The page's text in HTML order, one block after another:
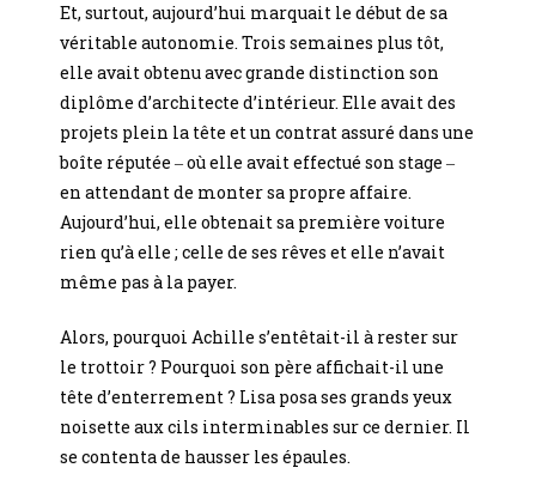
Et, surtout, aujourd’hui marquait le début de sa
véritable autonomie. Trois semaines plus tôt,
elle avait obtenu avec grande distinction son
diplôme d’architecte d’intérieur. Elle avait des
projets plein la tête et un contrat assuré dans une
boîte réputée ‒ où elle avait effectué son stage ‒
en attendant de monter sa propre affaire.
Aujourd’hui, elle obtenait sa première voiture
rien qu’à elle ; celle de ses rêves et elle n’avait
même pas à la payer.
Alors, pourquoi Achille s’entêtait-il à rester sur
le trottoir ? Pourquoi son père affichait-il une
tête d’enterrement ? Lisa posa ses grands yeux
noisette aux cils interminables sur ce dernier. Il
se contenta de hausser les épaules.